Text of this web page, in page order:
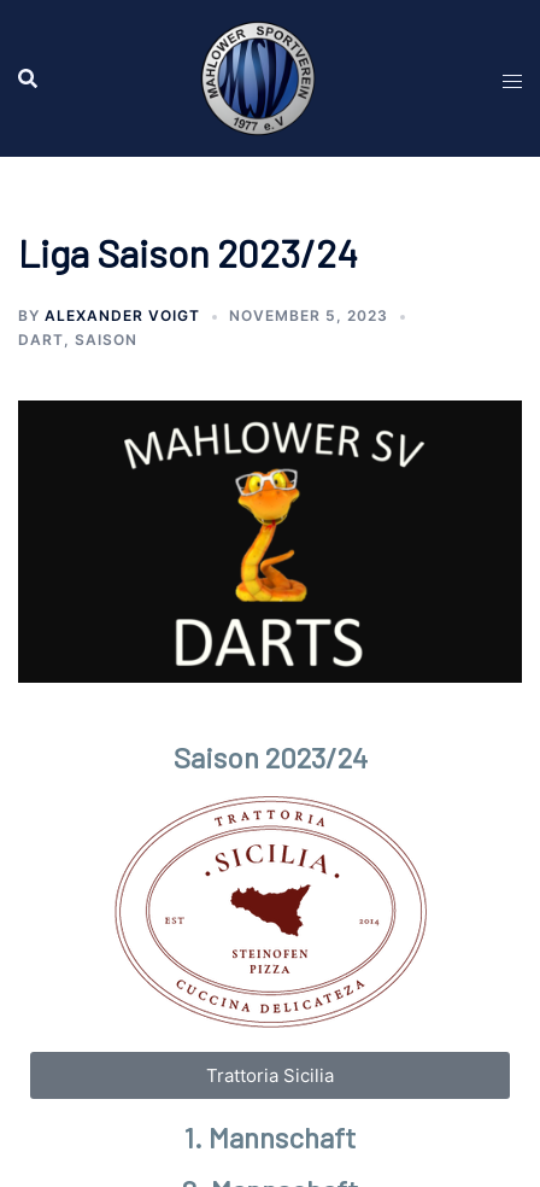
Liga Saison 2023/24
BY ALEXANDER VOIGT
NOVEMBER 5, 2023
DART, SAISON
Saison 2023/24
Trattoria Sicilia
1. Mannschaft